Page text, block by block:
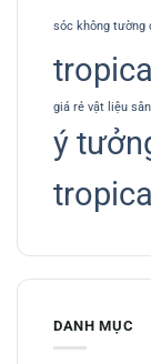
sóc không tường
giá rẻ vật liệu
ý
DANH MỤC